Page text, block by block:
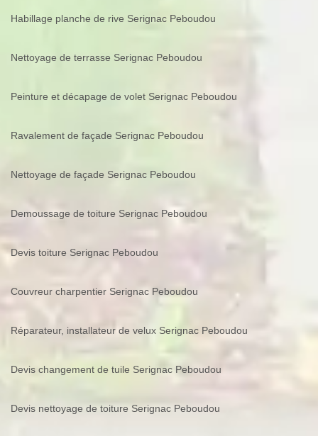
Habillage planche de rive Serignac Peboudou
Nettoyage de terrasse Serignac Peboudou
Peinture et décapage de volet Serignac Peboudou
Ravalement de façade Serignac Peboudou
Nettoyage de façade Serignac Peboudou
Demoussage de toiture Serignac Peboudou
Devis toiture Serignac Peboudou
Couvreur charpentier Serignac Peboudou
Réparateur, installateur de velux Serignac Peboudou
Devis changement de tuile Serignac Peboudou
Devis nettoyage de toiture Serignac Peboudou